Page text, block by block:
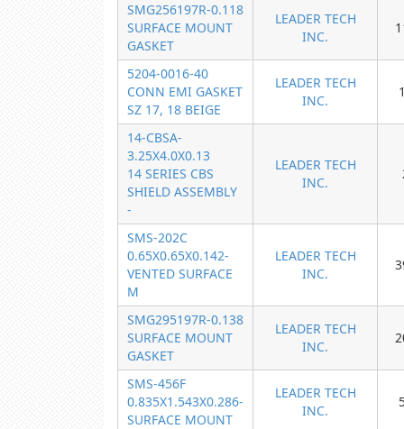
SMG256197R-0.118
SURFACE MOUNT
GASKET
LEADER TECH
INC.
5204-0016-40
CONN EMI GASKET
SZ 17, 18 BEIGE
LEADER TECH
INC.
14-CBSA-
3.25X4.0X0.13
14 SERIES CBS
SHIELD ASSEMBLY
-
LEADER TECH
INC.
SMS-202C
0.65X0.65X0.142-
VENTED SURFACE
M
LEADER TECH
INC.
SMG295197R-0.138
SURFACE MOUNT
GASKET
LEADER TECH
INC.
SMS-456F
0.835X1.543X0.286-
SURFACE MOUNT
LEADER TECH
INC.